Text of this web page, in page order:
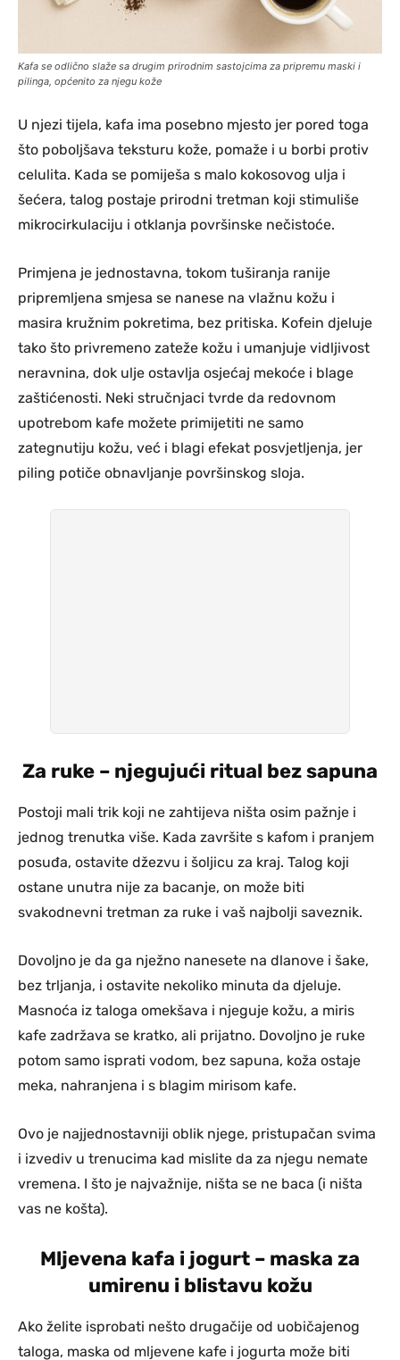
Kafa se odlično slaže sa drugim prirodnim sastojcima za pripremu maski i
pilinga, općenito za njegu kože
U njezi tijela, kafa ima posebno mjesto jer pored toga
što poboljšava teksturu kože, pomaže i u borbi protiv
celulita. Kada se pomiješa s malo kokosovog ulja i
šećera, talog postaje prirodni tretman koji stimuliše
mikrocirkulaciju i otklanja površinske nečistoće.
Primjena je jednostavna, tokom tuširanja ranije
pripremljena smjesa se nanese na vlažnu kožu i
masira kružnim pokretima, bez pritiska. Kofein djeluje
tako što privremeno zateže kožu i umanjuje vidljivost
neravnina, dok ulje ostavlja osjećaj mekoće i blage
zaštićenosti. Neki stručnjaci tvrde da redovnom
upotrebom kafe možete primijetiti ne samo
zategnutiju kožu, već i blagi efekat posvjetljenja, jer
piling potiče obnavljanje površinskog sloja.
Za ruke – njegujući ritual bez sapuna
Postoji mali trik koji ne zahtijeva ništa osim pažnje i
jednog trenutka više. Kada završite s kafom i pranjem
posuđa, ostavite džezvu i šoljicu za kraj. Talog koji
ostane unutra nije za bacanje, on može biti
svakodnevni tretman za ruke i vaš najbolji saveznik.
Dovoljno je da ga nježno nanesete na dlanove i šake,
bez trljanja, i ostavite nekoliko minuta da djeluje.
Masnoća iz taloga omekšava i njeguje kožu, a miris
kafe zadržava se kratko, ali prijatno. Dovoljno je ruke
potom samo isprati vodom, bez sapuna, koža ostaje
meka, nahranjena i s blagim mirisom kafe.
Ovo je najjednostavniji oblik njege, pristupačan svima
i izvediv u trenucima kad mislite da za njegu nemate
vremena. I što je najvažnije, ništa se ne baca (i ništa
vas ne košta).
Mljevena kafa i jogurt – maska za
umirenu i blistavu kožu
Ako želite isprobati nešto drugačije od uobičajenog
taloga, maska od mljevene kafe i jogurta može biti